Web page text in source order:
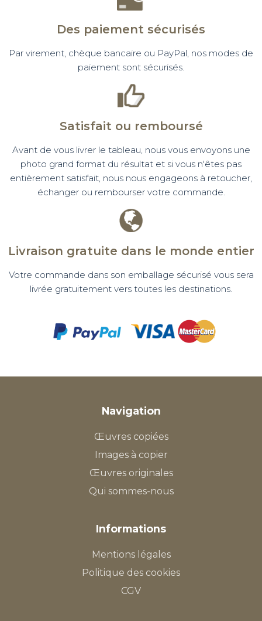
Des paiement sécurisés
Par virement, chèque bancaire ou PayPal, nos modes de
paiement sont sécurisés.
Satisfait ou remboursé
Avant de vous livrer le tableau, nous vous envoyons une
photo grand format du résultat et si vous n'êtes pas
entièrement satisfait, nous nous engageons à retoucher,
échanger ou rembourser votre commande.
Livraison gratuite dans le monde entier
Votre commande dans son emballage sécurisé vous sera
livrée gratuitement vers toutes les destinations.
Navigation
Œuvres copiées
Images à copier
Œuvres originales
Qui sommes-nous
Informations
Mentions légales
Politique des cookies
CGV